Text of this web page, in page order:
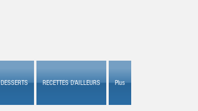
DESSERTS RECETTES D'AILLEURS Plus